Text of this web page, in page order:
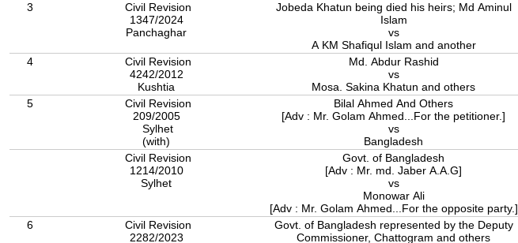
3
Civil Revision
1347/2024
Panchaghar
Jobeda Khatun being died his heirs; Md Aminul
Islam
vs
A KM Shafiqul Islam and another
4
Civil Revision
4242/2012
Kushtia
Md. Abdur Rashid
vs
Mosa. Sakina Khatun and others
5
Civil Revision
209/2005
Sylhet
(with)
Bilal Ahmed And Others
[Adv : Mr. Golam Ahmed...For the petitioner.]
vs
Bangladesh
Civil Revision
1214/2010
Sylhet
Govt. of Bangladesh
[Adv : Mr. md. Jaber A.A.G]
vs
Monowar Ali
[Adv : Mr. Golam Ahmed...For the opposite party.]
6
Civil Revision
2282/2023
Govt. of Bangladesh represented by the Deputy
Commissioner, Chattogram and others